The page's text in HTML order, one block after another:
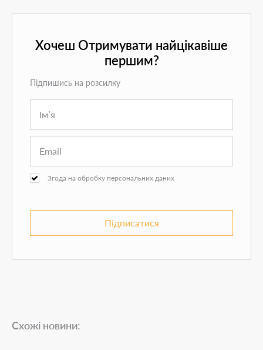
Хочеш Отримувати найцікавіше
першим?
Підпишись на розсилку
Згода на обробку персональних даних
Підписатися
Схожі новини: